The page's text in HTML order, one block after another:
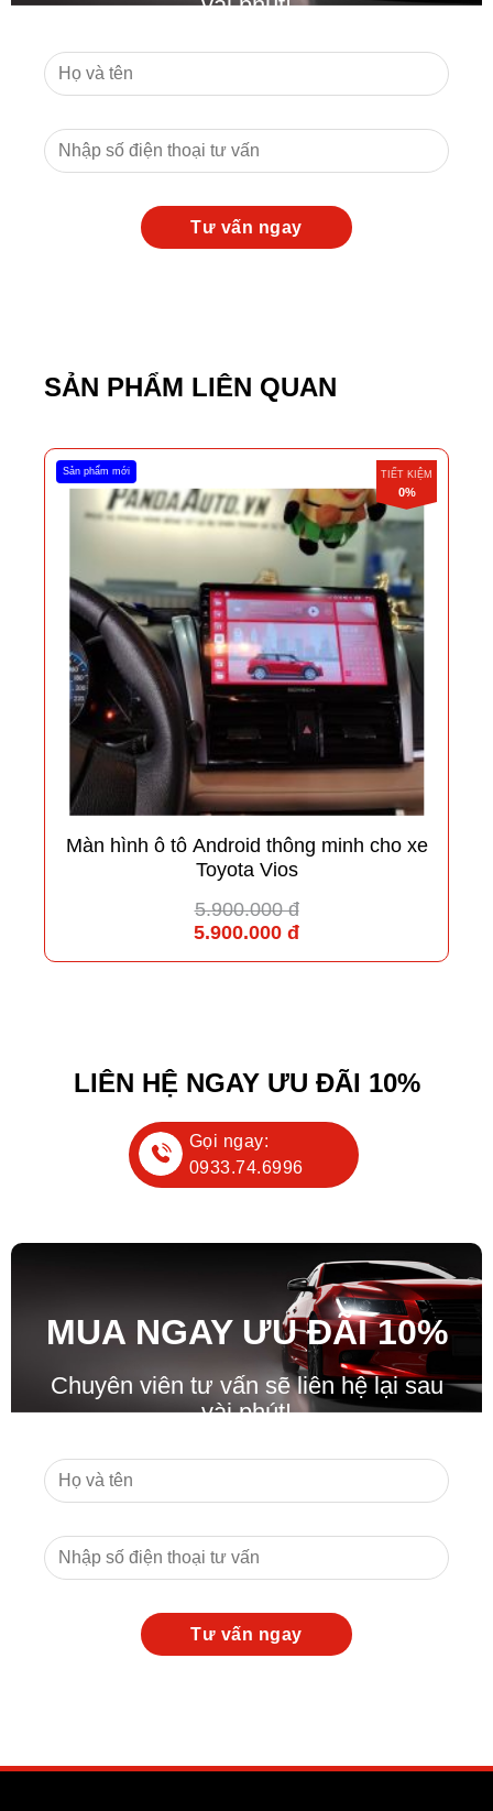
SẢN PHẨM LIÊN QUAN
Sản phẩm mới TIẾT KIỆM
0%
Màn hình ô tô Android thông minh cho xe
Toyota Vios
5.900.000 đ
5.900.000 đ
LIÊN HỆ NGAY ƯU ĐÃI 10%
Gọi ngay:
0933.74.6996
MUA NGAY ƯU ĐÃI10%
Chuyên viên tư vấn sẽ liên hệ lại sau
vài phút!